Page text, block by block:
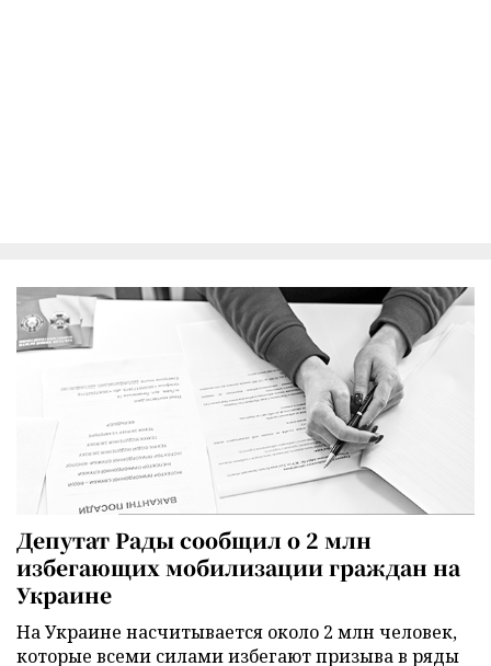
Депутат Рады сообщил о 2 млн
избегающих мобилизации граждан на
Украине
На Украине насчитывается около 2 млн человек,
которые всеми силами избегают призыва в ряды